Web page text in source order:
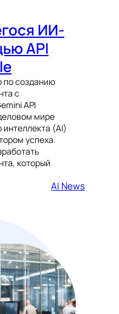
ИИ-
API
по созданию
с
API
мире
(AI)
успеха.
который
AI News